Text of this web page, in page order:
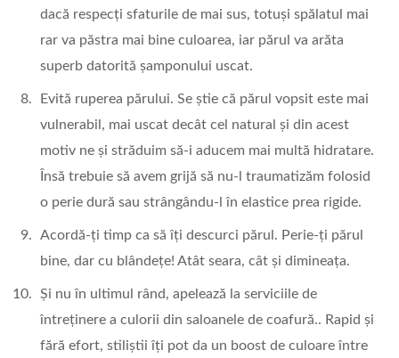
dacă respecți sfaturile de mai sus, totuși spălatul mai
rar va păstra mai bine culoarea, iar părul va arăta
superb datorită șamponului uscat.
Evită ruperea părului. Se știe că părul vopsit este mai
vulnerabil, mai uscat decât cel natural și din acest
motiv ne și străduim să-i aducem mai multă hidratare.
Însă trebuie să avem grijă să nu-l traumatizăm folosid
o perie dură sau strângându-l în elastice prea rigide.
Acordă-ți timp ca să îți descurci părul. Perie-ți părul
bine, dar cu blândețe! Atât seara, cât și dimineața.
Și nu în ultimul rând, apelează la serviciile de
întreținere a culorii din saloanele de coafură.. Rapid și
fără efort, stiliștii îți pot da un boost de culoare între